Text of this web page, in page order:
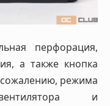
перфорация,
а также кнопка
сожалению, режима
и